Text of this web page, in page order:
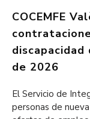
COCEMFE
de 2026
El Servicio de
personas de